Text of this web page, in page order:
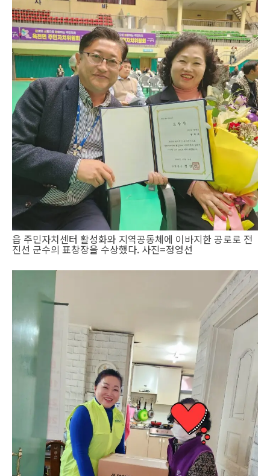
읍 주민자치센터 활성화와 지역공동체에 이바지한 공로로 전
진선 군수의 표창장을 수상했다. 사진=정영선